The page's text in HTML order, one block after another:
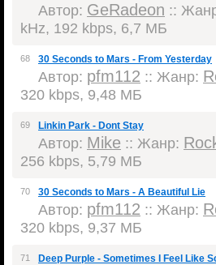
Автор: GeRadeon ::
kHz, 192 kbps, 6,7 МБ
68 30 Seconds to Mars - From Yesterday
Автор: pfm112 :: Жанр:
320 kbps, 9,48 МБ
69 Linkin Park - Dont Stay
Автор: Mike :: Жанр:
256 kbps, 5,79 МБ
70 30 Seconds to Mars - A Beautiful Lie
Автор: pfm112 :: Жанр:
320 kbps, 9,37 МБ
71 Deep Purple - Sometimes I Feel Like